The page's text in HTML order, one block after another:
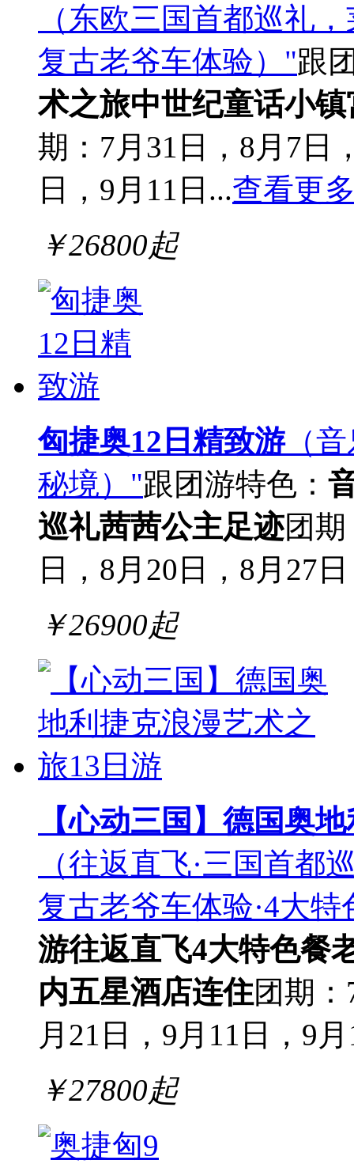
（东欧三国首都巡礼
复古老爷车体验）"跟
术之旅中世纪童话小镇
期：7月31日，8月7日
日，9月11日...查看更
￥26800起
匈捷奥12日精致游（
秘境）"跟团游特色：
巡礼茜茜公主足迹团
日，8月20日，8月27
￥26900起
【心动三国】德国奥
（往返直飞·三国首都
复古老爷车体验·4大特
游往返直飞4大特色餐
内五星酒店连住团期
月21日，9月11日，9
￥27800起